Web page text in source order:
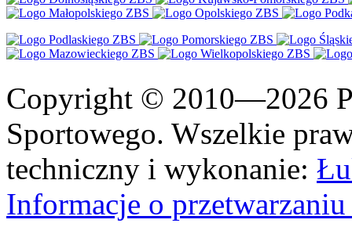
Copyright © 2010—2026
Sportowego. Wszelkie
techniczny i wykonanie:
Informacje o